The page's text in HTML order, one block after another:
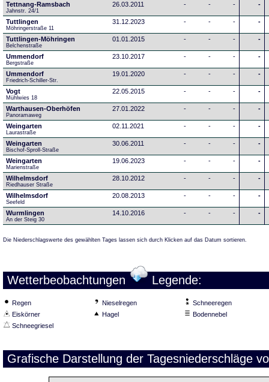
Tettnang-Ramsbach
Jahnstr. 24/1
26.03.2011 - - - -
Tuttlingen
Möhringerstraße 11
31.12.2023 - - - -
Tuttlingen-Möhringen
Belchenstraße
01.01.2015 - - - -
Ummendorf
Bergstraße
23.10.2017 - - - -
Ummendorf
Friedrich-Schiller-Str.
19.01.2020 - - - -
Vogt
Mühlwies 18
22.05.2015 - - - -
Warthausen-Oberhöfen
Panoramaweg
27.01.2022 - - - -
Weingarten
Laurastraße
02.11.2021 - - - -
Weingarten
Bischof-Sproll-Straße
30.06.2011 - - - -
Weingarten
Marienstraße
19.06.2023 - - - -
Wilhelmsdorf
Riedhauser Straße
28.10.2012 - - - -
Wilhelmsdorf
Seefeld
20.08.2013 - - - -
Wurmlingen
An der Steig 30
14.10.2016 - - - -
Die Niederschlagswerte des gewählten Tages lassen sich durch Klicken auf das Datum sortieren.
Wetterbeobachtungen Legende:
Regen Nieselregen
Schneeregen
Eiskörner
Hagel
Bodennebel
Schneegriesel
Grafische Darstellung der Tagesniederschläge